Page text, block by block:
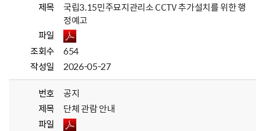
제목
국립3.15민주묘지관리소 CCTV 추가설치를 위한 행
정예고
파일
조회수
654
작성일
2026-05-27
번호
공지
제목
단체 관람 안내
파일